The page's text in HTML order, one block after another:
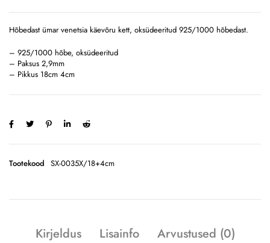
Hõbedast ümar venetsia käevõru kett, oksüdeeritud 925/1000 hõbedast.
– 925/1000 hõbe, oksüdeeritud
– Paksus 2,9mm
– Pikkus 18cm 4cm
Tootekood SX-0035X/18+4cm
Kirjeldus Lisainfo Arvustused (0)